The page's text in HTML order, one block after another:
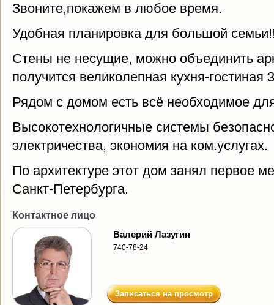
Звоните,покажем в любое время.
Удобная планировка для большой
Стены не несущие, можно объединить
получится великолепная кухня-гостиная
Рядом с домом есть всё необходимое
Высокотехнологичные системы
электричества, экономия на ком.услугах.
По архитектуре этот дом занял первое
Санкт-Петербурга.
Контактное лицо
Валерий Лазугин
740-78-24
Записаться на просмотр